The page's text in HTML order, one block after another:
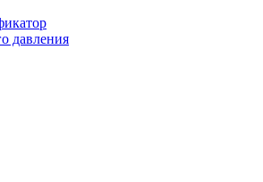
давления